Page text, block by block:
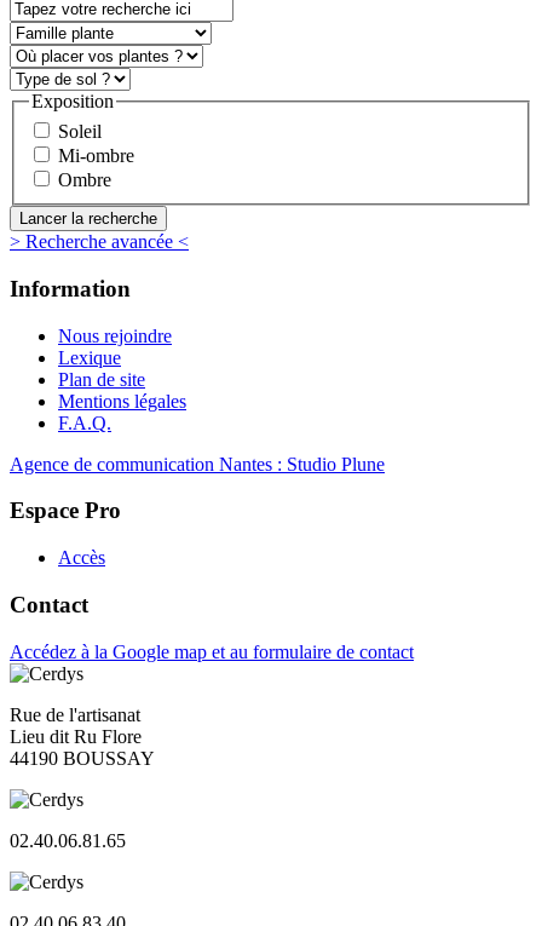
Exposition
Soleil
Mi-ombre
Ombre
> Recherche avancée <
Information
Nous rejoindre
Lexique
Plan de site
Mentions légales
F.A.Q.
Agence de communication Nantes : Studio Plune
Espace Pro
Accès
Contact
Accédez à la Google map et au formulaire de contact
Rue de l'artisanat
Lieu dit Ru Flore
44190 BOUSSAY
02.40.06.81.65